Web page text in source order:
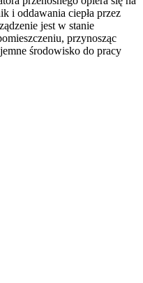
i oddawania ciepła przez
jest w stanie
przynosząc
środowisko do pracy